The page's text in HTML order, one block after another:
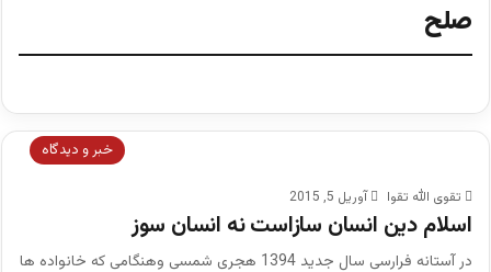
صلح
خبر و دیدگاه
تقوی الله تقوا آوریل 5, 2015
اسلام دین انسان سازاست نه انسان سوز
در آستانه فرارسی سال جدید 1394 هجری شمسی وهنگامی که خانواده ها